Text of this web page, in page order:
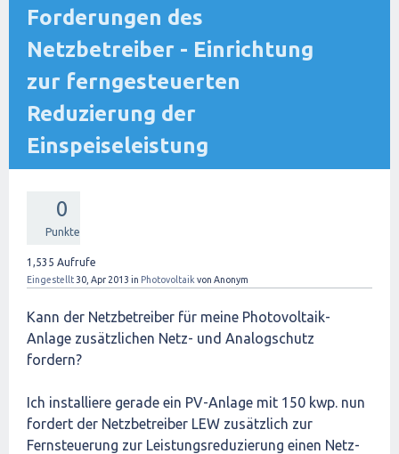
Forderungen des
Netzbetreiber - Einrichtung
zur ferngesteuerten
Reduzierung der
Einspeiseleistung
0
Punkte
1,535 Aufrufe
Eingestellt 30, Apr 2013 in Photovoltaik von Anonym
Kann der Netzbetreiber für meine Photovoltaik-
Anlage zusätzlichen Netz- und Analogschutz
fordern?
Ich installiere gerade ein PV-Anlage mit 150 kwp. nun
fordert der Netzbetreiber LEW zusätzlich zur
Fernsteuerung zur Leistungsreduzierung einen Netz-